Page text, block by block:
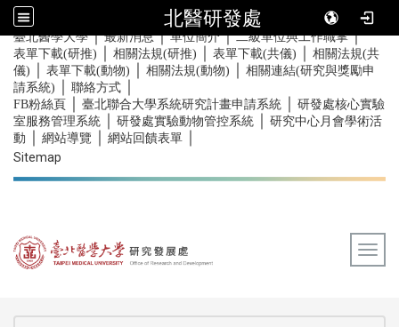
北醫研發處
::: 臺北醫學大學｜最新消息｜單位簡介｜二級單位與工作職掌｜
表單下載(研推) 相關法規(研推) 表單下載(共儀)
相關法規(共
儀)
表單下載(動物) 相關法規(動物)
相關連結(研究與獎勵申
請系統)
聯絡方式
FB粉絲頁 臺北聯合大學系統研究計畫申請系統
研發處核心實驗
室服務管理系統
研發處實驗動物管控系統
研究中心月會學術活
動
網站導覽 網站回饋表單
Sitemap